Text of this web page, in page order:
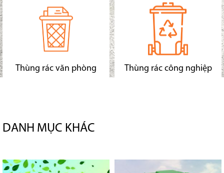
Thùng rác văn phòng Thùng rác công nghiệp
DANH MỤC KHÁC